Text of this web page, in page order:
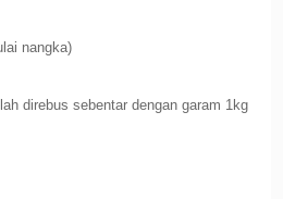
nangka)
direbus sebentar dengan garam 1kg